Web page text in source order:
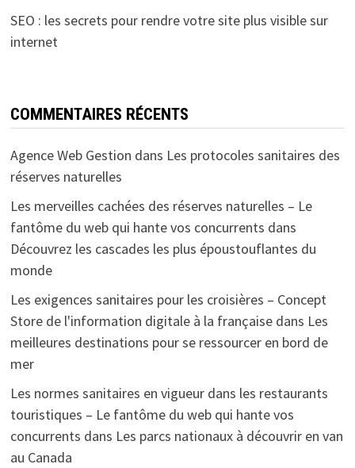
SEO : les secrets pour rendre votre site plus visible sur
internet
COMMENTAIRES RÉCENTS
Agence Web Gestion dans Les protocoles sanitaires des
réserves naturelles
Les merveilles cachées des réserves naturelles – Le
fantôme du web qui hante vos concurrents dans
Découvrez les cascades les plus époustouflantes du
monde
Les exigences sanitaires pour les croisières – Concept
Store de l'information digitale à la françaisedans Les
meilleures destinations pour se ressourcer en bord de
mer
Les normes sanitaires en vigueur dans les restaurants
touristiques – Le fantôme du web qui hante vos
concurrents dans Les parcs nationaux à découvrir en van
au Canada